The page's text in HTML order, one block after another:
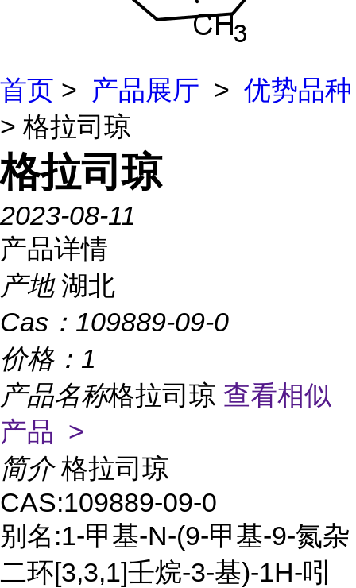
首页 > 产品展厅 > 优势品种
> 格拉司琼
格拉司琼
2023-08-11
产品详情
产地 湖北
Cas： 109889-09-0
价格： 1
产品名称格拉司琼 查看相似
产品 >
简介 格拉司琼
CAS:109889-09-0
别名:1-甲基-N-(9-甲基-9-氮杂
二环[3,3,1]壬烷-3-基)-1H-吲